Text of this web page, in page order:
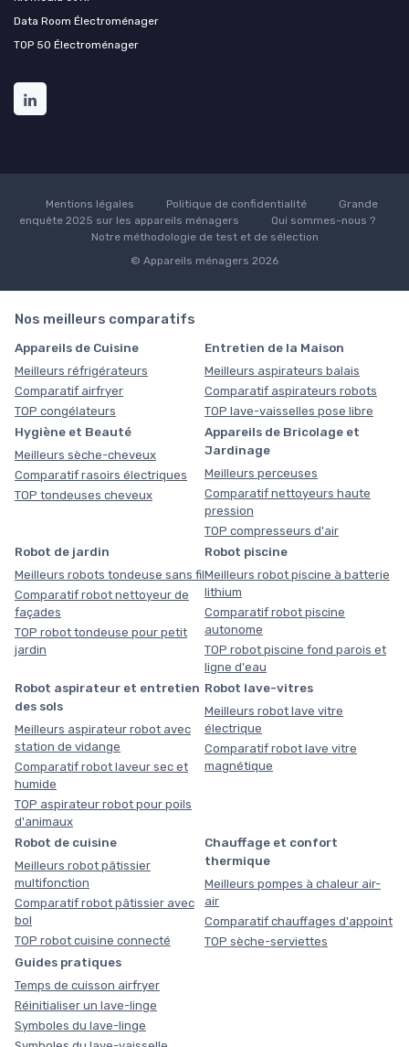
Data Room Électroménager
TOP 50 Électroménager
Mentions légales Politique de confidentialité
Grande
enquête 2025 sur les appareils ménagers
Qui sommes-nous ?
Notre méthodologie de test et de sélection
© Appareils ménagers 2026
Nos meilleurs comparatifs
Appareils de Cuisine
Meilleurs réfrigérateurs
Comparatif airfryer
TOP congélateurs
Entretien de la Maison
Meilleurs aspirateurs balais
Comparatif aspirateurs robots
TOP lave-vaisselles pose libre
Hygiène et Beauté
Meilleurs sèche-cheveux
Comparatif rasoirs électriques
TOP tondeuses cheveux
Appareils de Bricolage et
Jardinage
Meilleurs perceuses
Comparatif nettoyeurs haute
pression
TOP compresseurs d'air
Robot de jardin
Meilleurs robots tondeuse sans fil
Comparatif robot nettoyeur de
façades
TOP robot tondeuse pour petit
jardin
Robot piscine
Meilleurs robot piscine à batterie
lithium
Comparatif robot piscine
autonome
TOP robot piscine fond parois et
ligne d'eau
Robot aspirateur et entretien
des sols
Meilleurs aspirateur robot avec
station de vidange
Comparatif robot laveur sec et
humide
TOP aspirateur robot pour poils
d'animaux
Robot lave-vitres
Meilleurs robot lave vitre
électrique
Comparatif robot lave vitre
magnétique
Robot de cuisine
Meilleurs robot pâtissier
multifonction
Comparatif robot pâtissier avec
bol
TOP robot cuisine connecté
Chauffage et confort
thermique
Meilleurs pompes à chaleur air-
air
Comparatif chauffages d'appoint
TOP sèche-serviettes
Guides pratiques
Temps de cuisson airfryer
Réinitialiser un lave-linge
Symboles du lave-linge